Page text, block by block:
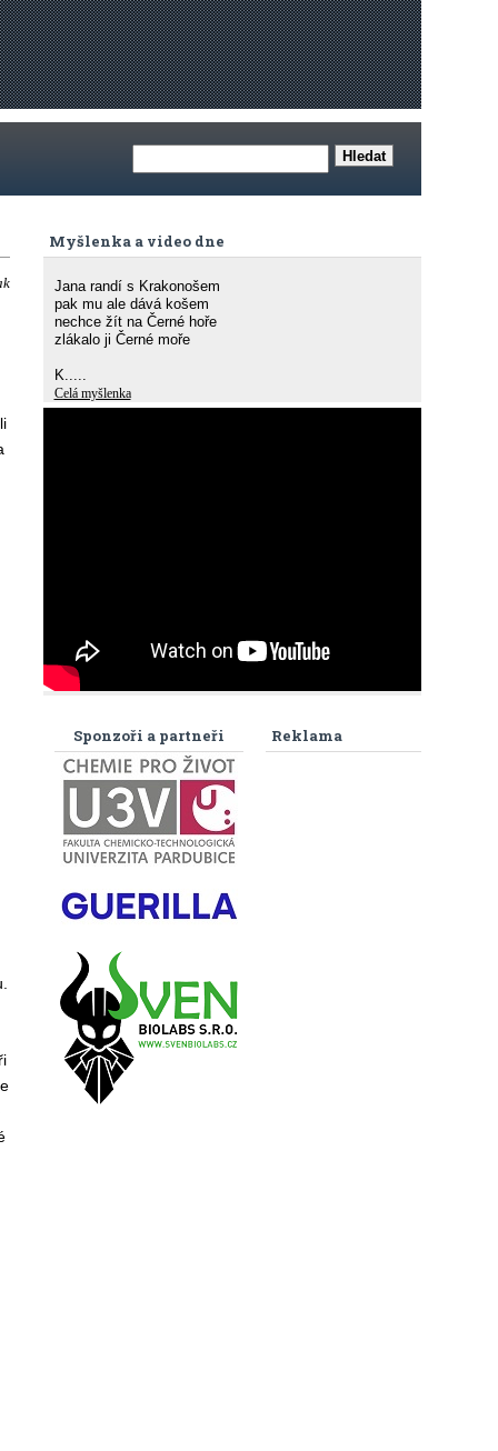
Myšlenka a video dne
Jana randí s Krakonošem
pak mu ale dává košem
nechce žít na Černé hoře
zlákalo ji Černé moře
K.....
Celá myšlenka
Reklama
Sponzoři a partneři